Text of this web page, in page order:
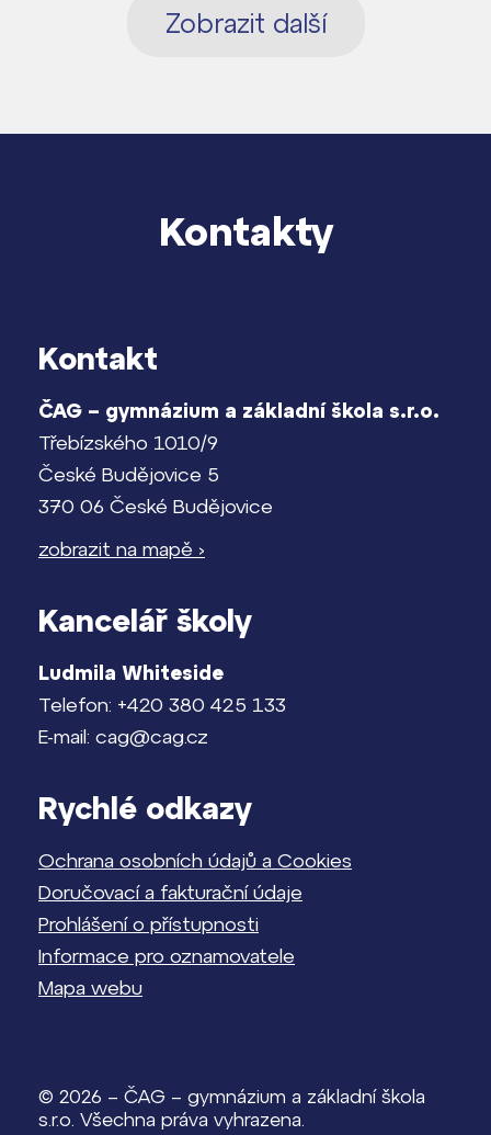
Zobrazit další
Kontakty
Kontakt
ČAG – gymnázium a základní škola s.r.o.
Třebízského 1010/9
České Budějovice 5
370 06 České Budějovice
zobrazit na mapě ›
Kancelář školy
Ludmila Whiteside
Telefon: +420 380 425 133
E-mail: cag@cag.cz
Rychlé odkazy
Ochrana osobních údajů a Cookies
Doručovací a fakturační údaje
Prohlášení o přístupnosti
Informace pro oznamovatele
Mapa webu
© 2026 – ČAG – gymnázium a základní škola
s.r.o. Všechna práva vyhrazena.